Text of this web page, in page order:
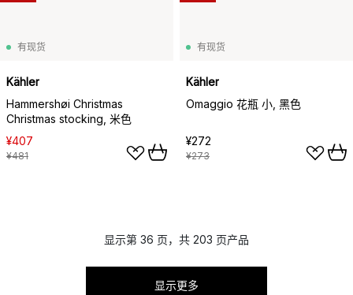
有现货
Kähler
Hammershøi Christmas
Christmas stocking, 米色
¥407
¥481
有现货
Kähler
Omaggio 花瓶 小, 黑色
¥272
¥273
显示第 36 页，共 203 页产品
显示更多